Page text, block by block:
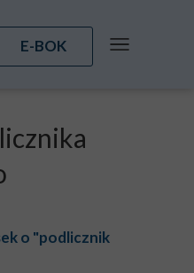
o "podlicznik
E-BOK